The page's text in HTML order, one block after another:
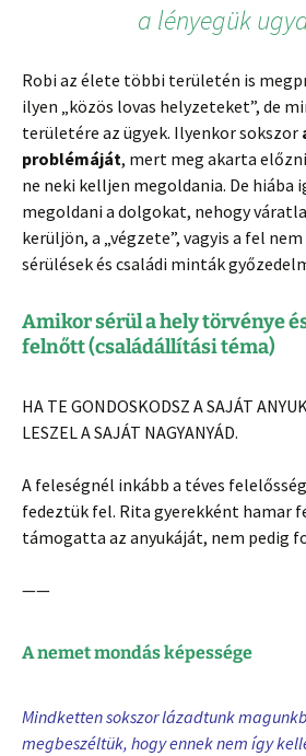
a lényegük
Robi az élete többi területén is
ilyen „közös lovas helyzeteket”, de
területére az ügyek. Ilyenkor sokszor
problémáját, mert meg akarta
ne neki kelljen megoldania. De hiába
megoldani a dolgokat, nehogy
kerüljön, a „végzete”, vagyis a fel
sérülések és családi minták
Amikor sérül a hely törvénye
felnőtt (családállítási téma)
HA TE GONDOSKODSZ A SAJÁT
LESZEL A SAJÁT NAGYANYÁD.
A feleségnél inkább a téves
fedeztük fel. Rita gyerekként hamar
támogatta az anyukáját, nem pedig
——
A nemet mondás képessége
Mindketten sokszor lázadtunk
megbeszéltük, hogy ennek nem így